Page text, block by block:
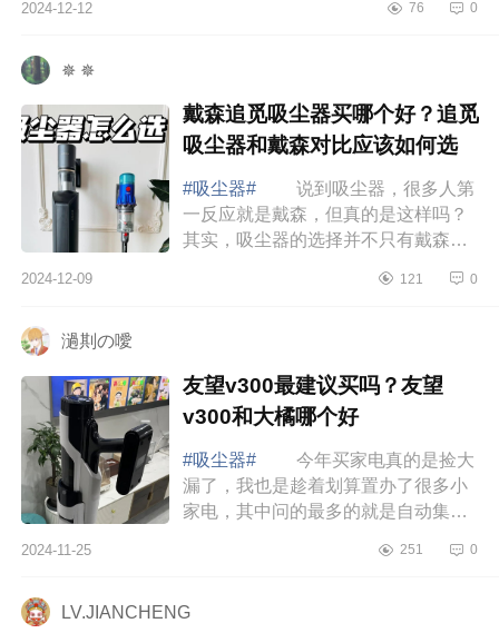
家介绍下追觅v16proaqua测评怎么
2024-12-12 76 0
✵ ✵
戴森追觅吸尘器买哪个好？追觅
吸尘器和戴森对比应该如何选
#吸尘器#
说到吸尘器，很多人第
一反应就是戴森，但真的是这样吗？
其实，吸尘器的选择并不只有戴森一
吸尘器和进口戴森V12吸尘器，到底
2024-12-09 121 0
濄剘の噯
友望v300最建议买吗？友望
v300和大橘哪个好
#吸尘器#
今年买家电真的是捡大
漏了，我也是趁着划算置办了很多小
家电，其中问的最多的就是自动集尘
灰相比，自动集尘确实能省下很多力
2024-11-25 251 0
LV.JIANCHENG